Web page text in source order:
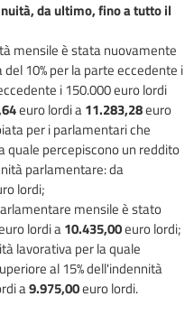
da ultimo, fino a tutto il
mensile è stata nuovamente
10% per la parte eccedente i
i 150.000 euro lordi
euro lordi a11.283,28euro
per i parlamentari che
percepiscono un reddito
parlamentare: da
lordi;
mensile è stato
lordi a10.435,00euro lordi;
lavorativa per la quale
al 15% dell'indennità
a9.975,00euro lordi.